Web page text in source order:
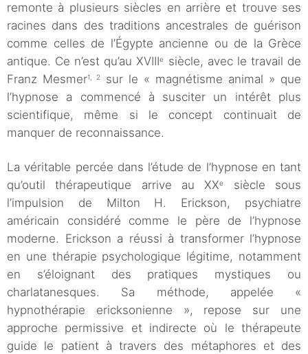
remonte à plusieurs siècles en arrière et trouve ses
racines dans des traditions ancestrales de guérison
comme celles de l’Égypte ancienne ou de la Grèce
antique. Ce n’est qu’au XVIIIe
siècle, avec le travail de
Franz Mesmer1, 2
sur le « magnétisme animal » que
l’hypnose a commencé à susciter un intérêt plus
scientifique, même si le concept continuait de
manquer de reconnaissance.
La véritable percée dans l’étude de l’hypnose en tant
qu’outil thérapeutique arrive au XXe
siècle sous
l’impulsion de Milton H. Erickson, psychiatre
américain considéré comme le père de l’hypnose
moderne. Erickson a réussi à transformer l’hypnose
en une thérapie psychologique légitime, notamment
en s’éloignant des pratiques mystiques ou
charlatanesques. Sa méthode, appelée «
hypnothérapie ericksonienne », repose sur une
approche permissive et indirecte où le thérapeute
guide le patient à travers des métaphores et des